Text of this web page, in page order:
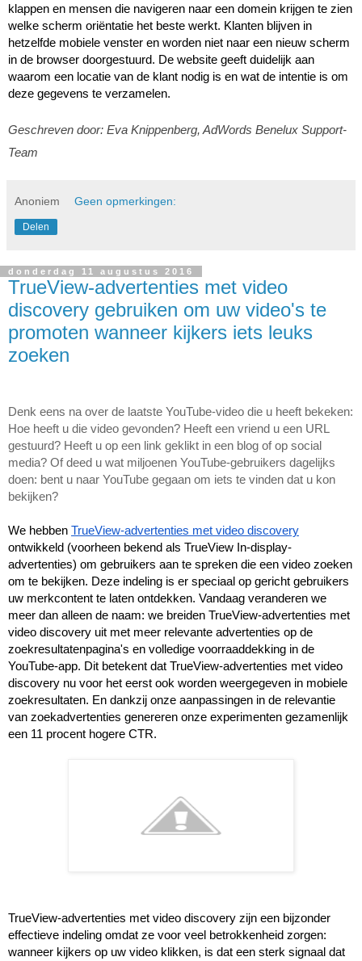
klappen en mensen die navigeren naar een domein krijgen te zien
welke scherm oriëntatie het beste werkt. Klanten blijven in
hetzelfde mobiele venster en worden niet naar een nieuw scherm
in de browser doorgestuurd. De website geeft duidelijk aan
waarom een locatie van de klant nodig is en wat de intentie is om
deze gegevens te verzamelen.
Geschreven door: Eva Knippenberg, AdWords Benelux Support-
Team
Anoniem Geen opmerkingen:
Delen
donderdag 11 augustus 2016
TrueView-advertenties met video
discovery gebruiken om uw video's te
promoten wanneer kijkers iets leuks
zoeken
Denk eens na over de laatste YouTube-video die u heeft bekeken:
Hoe heeft u die video gevonden? Heeft een vriend u een URL
gestuurd? Heeft u op een link geklikt in een blog of op social
media? Of deed u wat miljoenen YouTube-gebruikers dagelijks
doen: bent u naar YouTube gegaan om iets te vinden dat u kon
bekijken?
We hebben TrueView-advertenties met video discovery
ontwikkeld (voorheen bekend als TrueView In-display-
advertenties) om gebruikers aan te spreken die een video zoeken
om te bekijken. Deze indeling is er speciaal op gericht gebruikers
uw merkcontent te laten ontdekken. Vandaag veranderen we
meer dan alleen de naam: we breiden TrueView-advertenties met
video discovery uit met meer relevante advertenties op de
zoekresultatenpagina's en volledige voorraaddekking in de
YouTube-app. Dit betekent dat TrueView-advertenties met video
discovery nu voor het eerst ook worden weergegeven in mobiele
zoekresultaten. En dankzij onze aanpassingen in de relevantie
van zoekadvertenties genereren onze experimenten gezamenlijk
een 11 procent hogere CTR.
TrueView-advertenties met video discovery zijn een bijzonder
effectieve indeling omdat ze voor veel betrokkenheid zorgen:
wanneer kijkers op uw video klikken, is dat een sterk signaal dat